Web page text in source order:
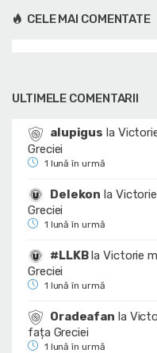
CELE MAI COMENTATE
ULTIMELE COMENTARII
alupigus la
Greciei
1 lună în urmă
Delekon la
Greciei
1 lună în urmă
#LLKBlaVictorie
Greciei
1 lună în urmă
Oradeafan la
fața Greciei
1 lună în urmă